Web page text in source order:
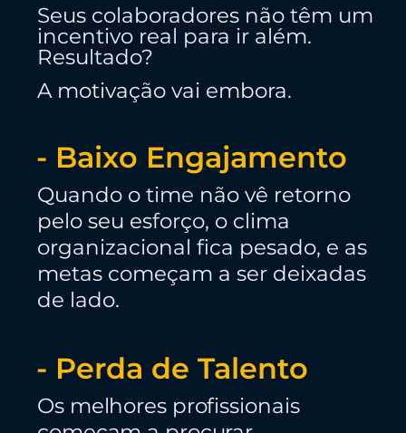
Seus colaboradores não têm um
incentivo real para ir além.
Resultado?
A motivação vai embora.
- Baixo Engajamento
Quando o time não vê retorno
pelo seu esforço, o clima
organizacional fica pesado, e as
metas começam a ser deixadas
de lado.
- Perda de Talento
Os melhores profissionais